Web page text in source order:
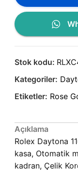
Stok kodu:
Kategoriler:
Etiketler: Rose
Açıklama
Rolex Daytona
kasa, Otomatik
kadran, Çelik